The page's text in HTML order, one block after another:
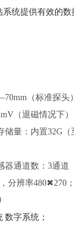
系统提供有效的数
（标准探头）
（退磁情况下）
储量：内置32G（
器通道数：3通道
分辨率480✖270
数字系统；